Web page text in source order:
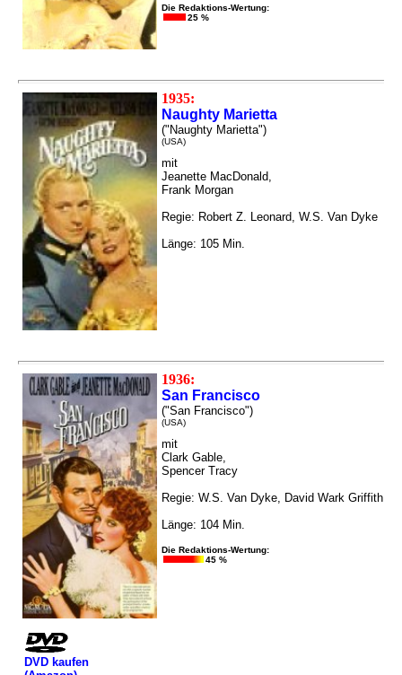
Die Redaktions-Wertung:
25 %
1935:
Naughty Marietta
("Naughty Marietta")
(USA)
mit
Jeanette MacDonald,
Frank Morgan
Regie: Robert Z. Leonard, W.S. Van Dyke
Länge: 105 Min.
1936:
San Francisco
("San Francisco")
(USA)
mit
Clark Gable,
Spencer Tracy
Regie: W.S. Van Dyke, David Wark Griffith
Länge: 104 Min.
Die Redaktions-Wertung:
45 %
DVD kaufen